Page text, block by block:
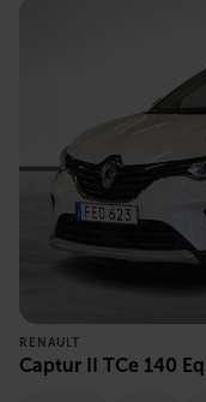
RENAULT
Captur II TCe 140